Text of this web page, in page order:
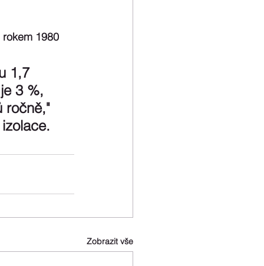
1980
1,7
3 %,
ročně,"
Zobrazit vše